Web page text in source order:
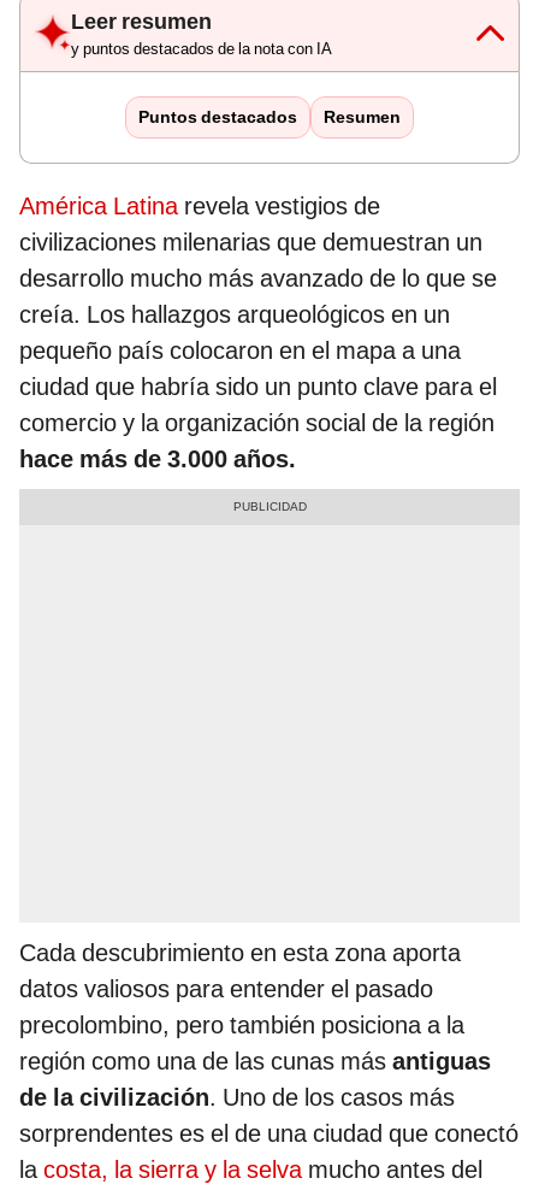
Leer resumen
y puntos destacados de la nota con IA
Puntos destacados Resumen
América Latinarevela vestigios de
civilizaciones milenarias que demuestran un
desarrollo mucho más avanzado de lo que se
creía. Los hallazgos arqueológicos en un
pequeño país colocaron en el mapa a una
ciudad que habría sido un punto clave para el
comercio y la organización social de la región
hace más de 3.000 años.
Cada descubrimiento en esta zona aporta
datos valiosos para entender el pasado
precolombino, pero también posiciona a la
región como una de las cunas más antiguas
de la civilización. Uno de los casos más
sorprendentes es el de una ciudad que conectó
lacosta, la sierra y la selvamucho antes del